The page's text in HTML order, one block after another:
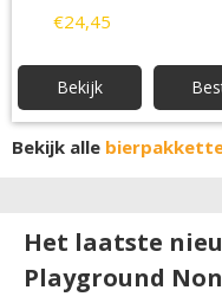
€24,45
Bekijk
Bekijk alle
Het laatste
Playground